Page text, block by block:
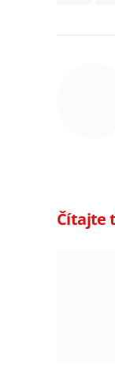
Čítajte